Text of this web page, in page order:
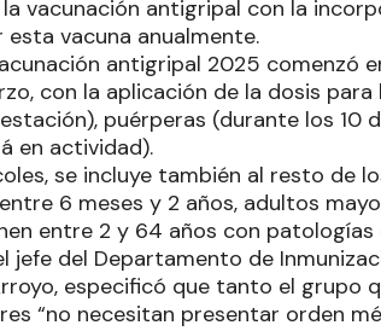
vacunación antigripal con la
vacuna anualmente.
antigripal 2025 comenzó
con la aplicación de la dosis
puérperas (durante los 10
en actividad).
se incluye también al resto de
6 meses y 2 años, adultos
entre 2 y 64 años con patologías
jefe del Departamento de
especificó que tanto el grupo
“no necesitan presentar orden